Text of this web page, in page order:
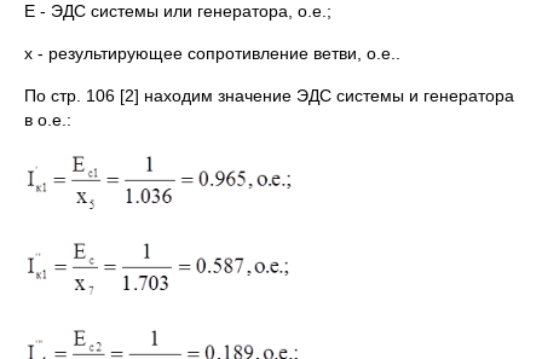
Е - ЭДС системы или генератора, о.е.;
x - результирующее сопротивление ветви, о.е..
По стр. 106 [2] находим значение ЭДС системы и генератора
в о.е.: